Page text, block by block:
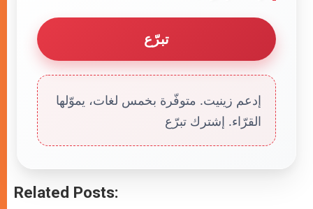
تبرّع
إدعم زينيت. متوفّرة بخمس لغات، يموّلها
القرّاء. إشترك تبرّع
Related Posts: